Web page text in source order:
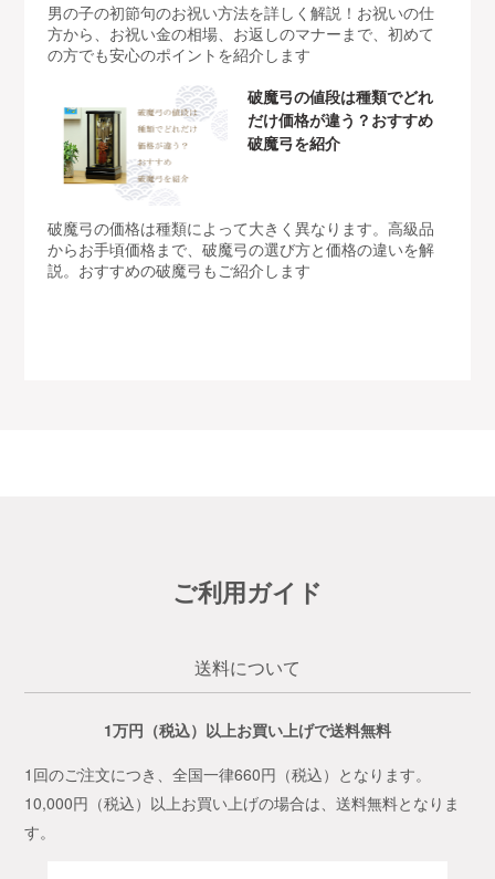
男の子の初節句のお祝い方法を詳しく解説！お祝いの仕
方から、お祝い金の相場、お返しのマナーまで、初めて
の方でも安心のポイントを紹介します
破魔弓の値段は種類でどれ
だけ価格が違う？おすすめ
破魔弓を紹介
破魔弓の価格は種類によって大きく異なります。高級品
からお手頃価格まで、破魔弓の選び方と価格の違いを解
説。おすすめの破魔弓もご紹介します
ご利用ガイド
送料について
1万円（税込）以上お買い上げで送料無料
1回のご注文につき、全国一律660円（税込）となります。
10,000円（税込）以上お買い上げの場合は、送料無料となりま
す。